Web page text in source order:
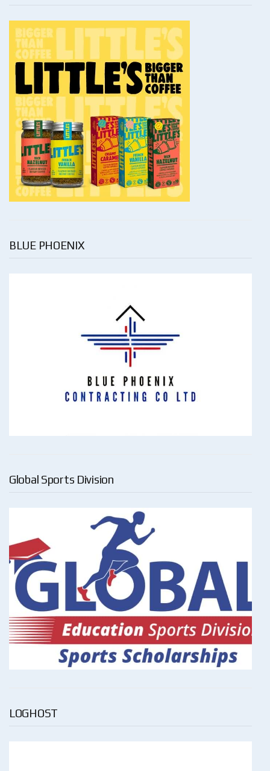
BLUE PHOENIX
Global Sports Division
LOGHOST